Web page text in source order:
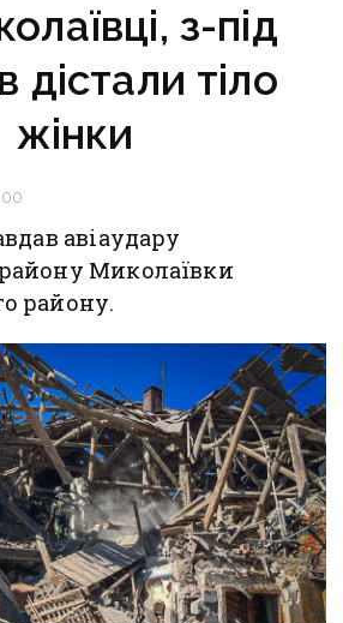
з-під
дістали тіло
жінки
авіаудару
Миколаївки
району.